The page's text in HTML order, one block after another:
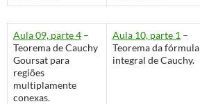
Aula 09, parte 4 –
Teorema de Cauchy
Goursat para
regiões
multiplamente
conexas.
Aula 10, parte 1 –
Teorema da fórmula
integral de Cauchy.